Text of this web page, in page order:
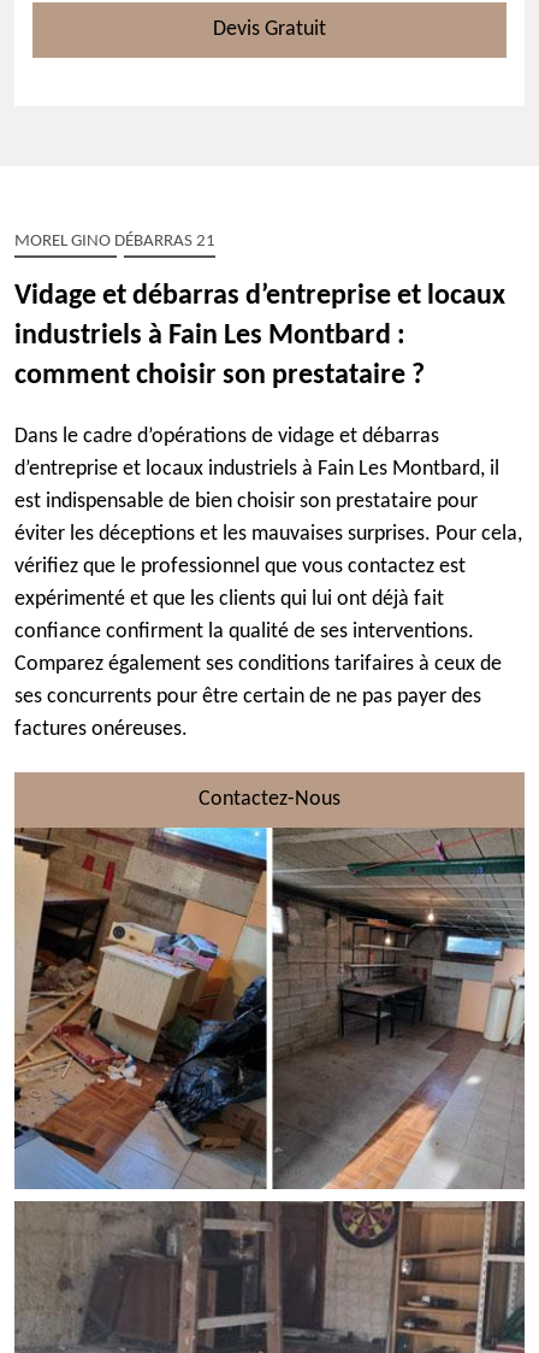
Devis Gratuit
MOREL GINO DÉBARRAS 21
Vidage et débarras d’entreprise et locaux
industriels à Fain Les Montbard :
comment choisir son prestataire ?
Dans le cadre d’opérations de vidage et débarras
d’entreprise et locaux industriels à Fain Les Montbard, il
est indispensable de bien choisir son prestataire pour
éviter les déceptions et les mauvaises surprises. Pour cela,
vérifiez que le professionnel que vous contactez est
expérimenté et que les clients qui lui ont déjà fait
confiance confirment la qualité de ses interventions.
Comparez également ses conditions tarifaires à ceux de
ses concurrents pour être certain de ne pas payer des
factures onéreuses.
Contactez-Nous